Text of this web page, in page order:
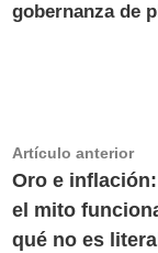
gobernanza de
Navegación
de
entradas
Artículo anterior
Oro e
el mito
qué no es literal